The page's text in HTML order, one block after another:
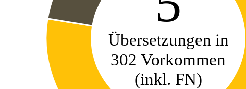
Übersetzungen in
302 Vorkommen
(inkl. FN)